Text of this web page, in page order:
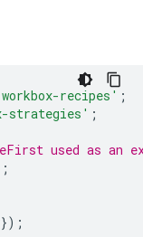
recipes' ;
strategies' ;
used as an
});